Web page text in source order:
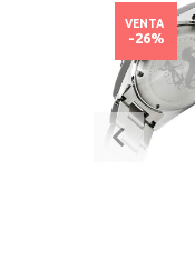
VENTA
-26%